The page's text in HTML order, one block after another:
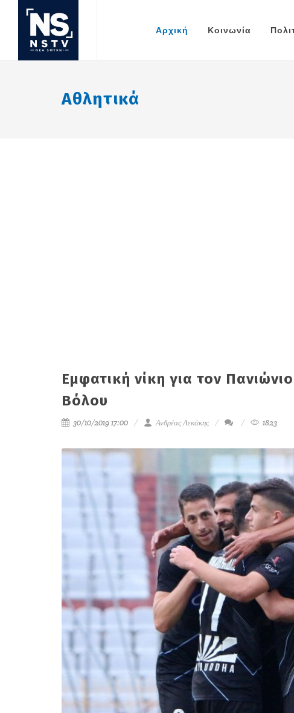
Αρχική Κοινωνία
Αθλητικά
Εμφατική νίκη για τον
Βόλου
30/10/2019 17:00 Ανδρέας Λεκάκης 1823